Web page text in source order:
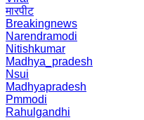
मारपीट
Breakingnews
Narendramodi
Nitishkumar
Madhya_pradesh
Nsui
Madhyapradesh
Pmmodi
Rahulgandhi